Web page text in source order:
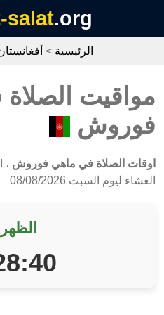
salat.org
الرئيسية >
مواقيت
فوروش
اوقات الصلاة في ماهي فوروش ،
العشاء ليوم السبت 08/08/2026